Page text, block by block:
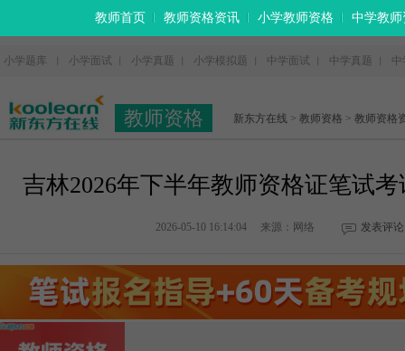
教师首页 教师资格资讯 小学教师资格 中学教师
小学题库 小学面试 小学真题 小学模拟题 中学面试 中学真题 中
教师资格 新东方在线 > 教师资格 > 教师资格
吉林2026年下半年教师资格证笔试
2026-05-10 16:14:04 来源：网络 发表评论